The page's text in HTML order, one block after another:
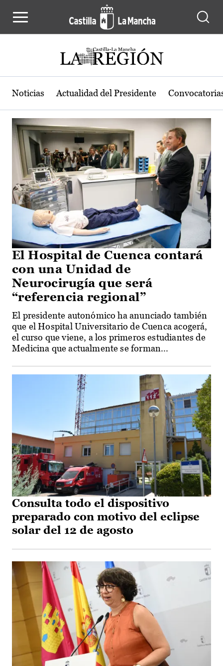
Actualidad de la región de Castilla-
Noticias Actualidad del Presidente
El Hospital de Cuenca contará
con una Unidad de
Neurocirugía que será
“referencia regional”
El presidente autonómico ha anunciado también
que el Hospital Universitario de Cuenca acogerá,
el curso que viene, a los primeros estudiantes de
Medicina que actualmente se forman...
Consulta todo el dispositivo
preparado con motivo del eclipse
solar del 12 de agosto